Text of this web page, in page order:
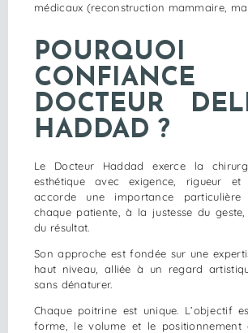
médicaux (reconstruction mammaire,
POURQUOI
DOCTEUR
HADDAD ?
Le Docteur Haddad exerce la
esthétique avec exigence, rigueur et
accorde une importance
chaque patiente, à la justesse du
du résultat.
Son approche est fondée sur une
haut niveau, alliée à un regard
sans dénaturer.
Chaque poitrine est unique. L’objectif
forme, le volume et le positionnement